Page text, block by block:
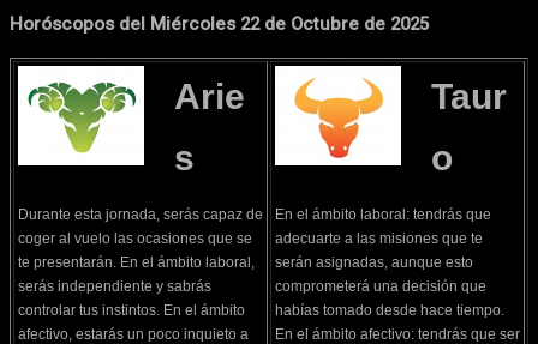
Horóscopos del Miércoles 22 de Octubre de 2025
Arie
s
Durante esta jornada, serás capaz de
coger al vuelo las ocasiones que se
te presentarán. En el ámbito laboral,
serás independiente y sabrás
controlar tus instintos. En el ámbito
afectivo, estarás un poco inquieto a
Taur
o
En el ámbito laboral: tendrás que
adecuarte a las misiones que te
serán asignadas, aunque esto
comprometerá una decisión que
habías tomado desde hace tiempo.
En el ámbito afectivo: tendrás que ser